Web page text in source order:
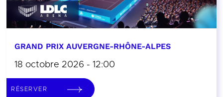
GRAND PRIX AUVERGNE-RHÔNE-ALPES
18 octobre 2026 - 12:00
RÉSERVER